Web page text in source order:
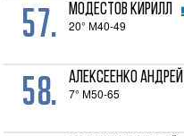
57. МОДЕСТОВ Кирилл
20° М40-49
58. АЛЕКСЕЕНКО Андрей
7° М50-65